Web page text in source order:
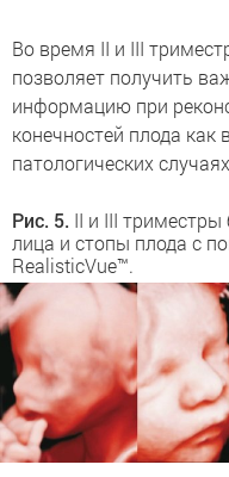
Во время II и III
позволяет получить
информацию при
конечностей плода как
патологических
Рис. 5. II и III триместры
лица и стопы плода с
RealisticVue™.